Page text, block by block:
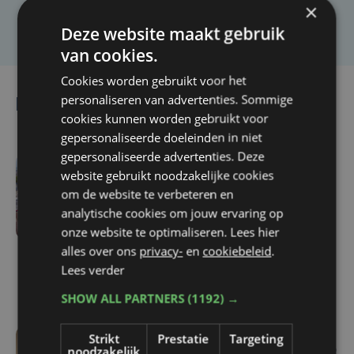
Lees ook
do 6 augustus | 16:44
Veurne moet zo'n twee
miljoen euro aan
onrechtmatig
gerecupereerde BTW
wo 5 augustus | 16:55
×
Deze website maakt gebruik
van cookies.
Cookies worden gebruikt voor het
personaliseren van advertenties. Sommige
cookies kunnen worden gebruikt voor
gepersonaliseerde doeleinden in niet
gepersonaliseerde advertenties. Deze
website gebruikt noodzakelijke cookies
om de website te verbeteren en
analytische cookies om jouw ervaring op
onze website te optimaliseren. Lees hier
alles over ons privacy- en cookiebeleid.
Lees verder
SHOW ALL PARTNERS(1192) →
Strikt
noodzakelijk
Prestatie Targeting